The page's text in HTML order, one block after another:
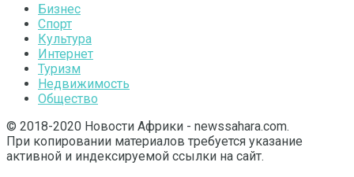
Бизнес
Спорт
Культура
Интернет
Туризм
Недвижимость
Общество
© 2018-2020 Новости Африки - newssahara.com.
При копировании материалов требуется указание
активной и индексируемой ссылки на сайт.